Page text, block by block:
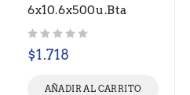
6x10.6x500u.Bta
$1.718
AÑADIR AL CARRITO